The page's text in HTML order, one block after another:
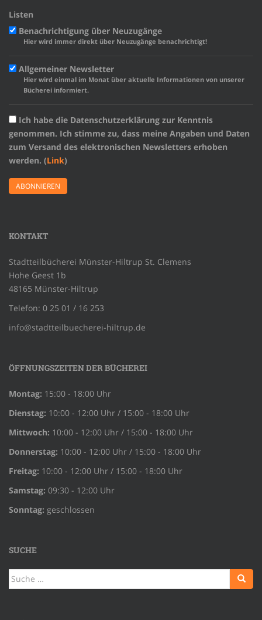
Listen
Benachrichtigung über Neuzugänge
Hier wird immer direkt über Neuzugänge benachrichtigt!
Allgemeiner Newsletter
Hier wird einmal im Monat über aktuelle Informationen von unserer
Bücherei informiert.
Ich habe die Datenschutzerklärung zur Kenntnis
genommen. Ich stimme zu, dass meine Angaben und Daten
zum Versand des elektronischen Newsletters erhoben
werden. (Link)
KONTAKT
Stadtteilbücherei Münster-Hiltrup St. Clemens
Hohe Geest 1b
48165 Münster-Hiltrup
Telefon: 0 25 01 / 16 253
info@stadtteilbuecherei-hiltrup.de
ÖFFNUNGSZEITEN DER BÜCHEREI
Montag: 15:00 - 18:00 Uhr
Dienstag: 10:00 - 12:00 Uhr / 15:00 - 18:00 Uhr
Mittwoch: 10:00 - 12:00 Uhr / 15:00 - 18:00 Uhr
Donnerstag: 10:00 - 12:00 Uhr / 15:00 - 18:00 Uhr
Freitag: 10:00 - 12:00 Uhr / 15:00 - 18:00 Uhr
Samstag: 09:30 - 12:00 Uhr
Sonntag: geschlossen
SUCHE
Suche
nach: